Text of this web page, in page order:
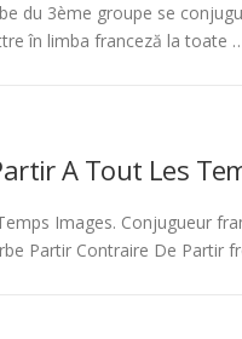
du 3ème groupe se
în limba franceză la toate
A Tout Les
Images. Conjugueur
Partir Contraire De Partir